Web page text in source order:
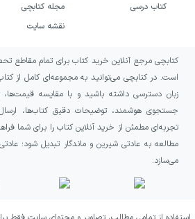
کتاب درسی
مجله کتابچی
نقشه سایت
کتابچی مرجع آنلاین خرید کتاب برای تمام مقاطع
است. در کتابچی می‌توانید به مجموعه‌ای کامل از
زبان دسترسی داشته باشید و با مقایسه قیمت‌ها،
جستجوی هوشمند، توضیحات دقیق کتاب‌ها،
تجربه‌ای مطمئن از خرید آنلاین کتاب را برای شما
مطالعه به عادتی شیرین و ماندگار تبدیل شود؛
می‌سازد.